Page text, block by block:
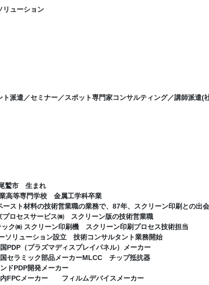
リューション
ト派遣／セミナー／スポット専門家コンサルティング／講師派遣(
鷲市 生まれ
高等専門学校 金属工学科卒業
ト材料の技術営業職の業務で、87年、スクリーン印刷との出
ロセスサービス㈱ スクリーン版の技術営業職
ク㈱ スクリーン印刷機 スクリーン印刷プロセス技術担当
ソリューション設立 技術コンサルタント業務開始
PDP（プラズマディスプレイパネル）メーカー
セラミック部品メーカーMLCC チップ抵抗器
ドPDP開発メーカー
FPCメーカー フィルムデバイスメーカー